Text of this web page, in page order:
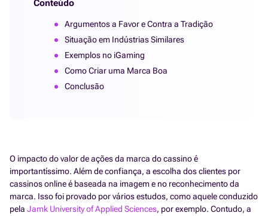
Conteúdo
Argumentos a Favor e Contra a Tradição
Situação em Indústrias Similares
Exemplos no iGaming
Como Criar uma Marca Boa
Conclusão
O impacto do valor de ações da marca do cassino é
importantíssimo. Além de confiança, a escolha dos clientes por
cassinos online é baseada na imagem e no reconhecimento da
marca. Isso foi provado por vários estudos, como aquele conduzido
pela Jamk University of Applied Sciences, por exemplo. Contudo, a